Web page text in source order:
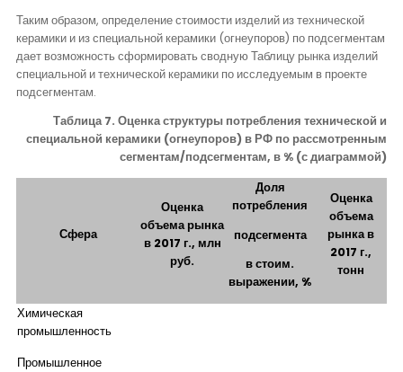
Таким образом, определение стоимости изделий из технической
керамики и из специальной керамики (огнеупоров) по подсегментам
дает возможность сформировать сводную Таблицу рынка изделий
специальной и технической керамики по исследуемым в проекте
подсегментам.
Таблица 7. Оценка структуры потребления технической и
специальной керамики (огнеупоров) в РФ по рассмотренным
сегментам/подсегментам, в % (с диаграммой)
Сфера
Оценка
объема рынка
в 2017 г., млн
руб.
Доля
потребления
подсегмента
в стоим.
выражении, %
Оценка
объема
рынка в
2017 г.,
тонн
Химическая
промышленность
Промышленное